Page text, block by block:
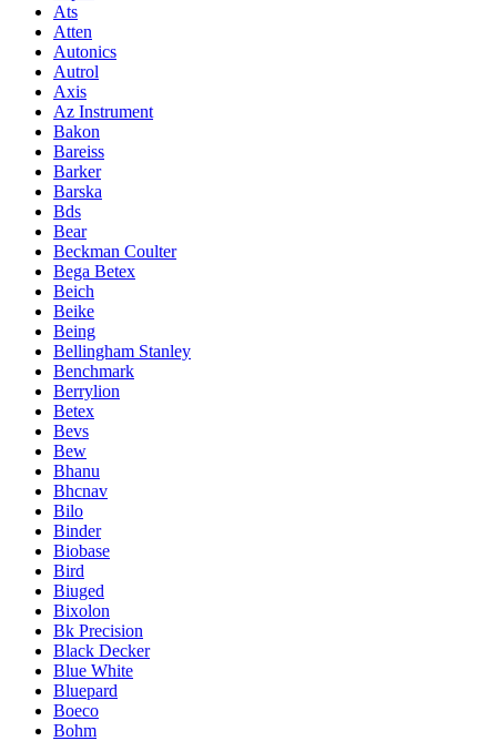
Ats
Atten
Autonics
Autrol
Axis
Az Instrument
Bakon
Bareiss
Barker
Barska
Bds
Bear
Beckman Coulter
Bega Betex
Beich
Beike
Being
Bellingham Stanley
Benchmark
Berrylion
Betex
Bevs
Bew
Bhanu
Bhcnav
Bilo
Binder
Biobase
Bird
Biuged
Bixolon
Bk Precision
Black Decker
Blue White
Bluepard
Boeco
Bohm